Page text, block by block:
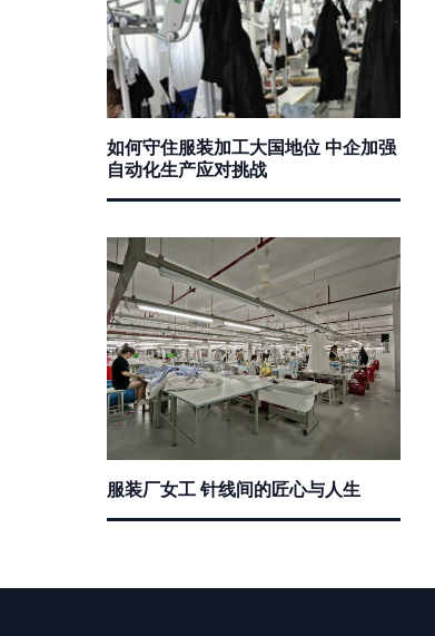
如何守住服装加工大国地位 中企加强
自动化生产应对挑战
服装厂女工 针线间的匠心与人生